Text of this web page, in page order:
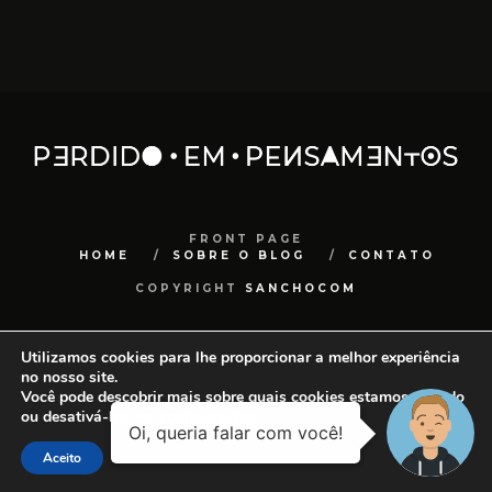
FRONT PAGE
HOME
SOBRE O BLOG CONTATO
COPYRIGHT SANCHOCOM
Utilizamos cookies para lhe proporcionar a melhor experiência
no nosso site.
Você pode descobrir mais sobre quais cookies estamos usando
ou desativá-los em
Aceito